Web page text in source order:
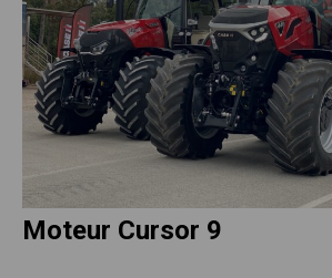
Moteur Cursor 9